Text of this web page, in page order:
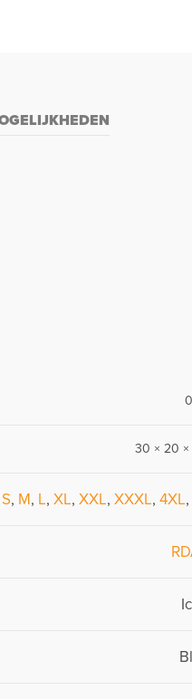
30 × 20 ×
S, M, L, XL, XXL, XXXL, 4XL,